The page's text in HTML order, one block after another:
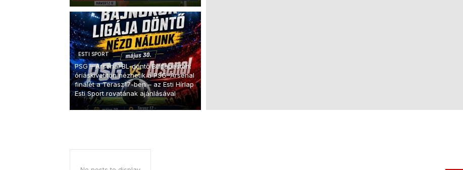
ESTI SPORT
PSG – Arsenal BL-döntő Budapesten:
óriáskivetítőn nézhetik a PSG–Arsenal
finálét a Terasz17-ben – az Esti Hírlap
Esti Sport rovatának ajánlásával